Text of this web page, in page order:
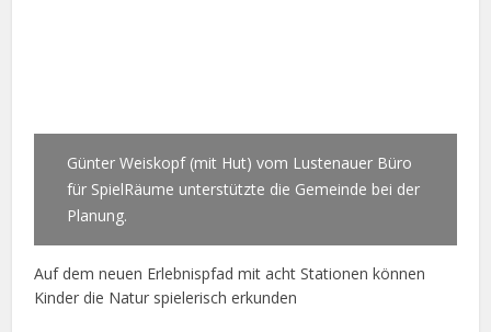
Günter Weiskopf (mit Hut) vom Lustenauer Büro
für SpielRäume unterstützte die Gemeinde bei der
Planung.
Auf dem neuen Erlebnispfad mit acht Stationen können
Kinder die Natur spielerisch erkunden